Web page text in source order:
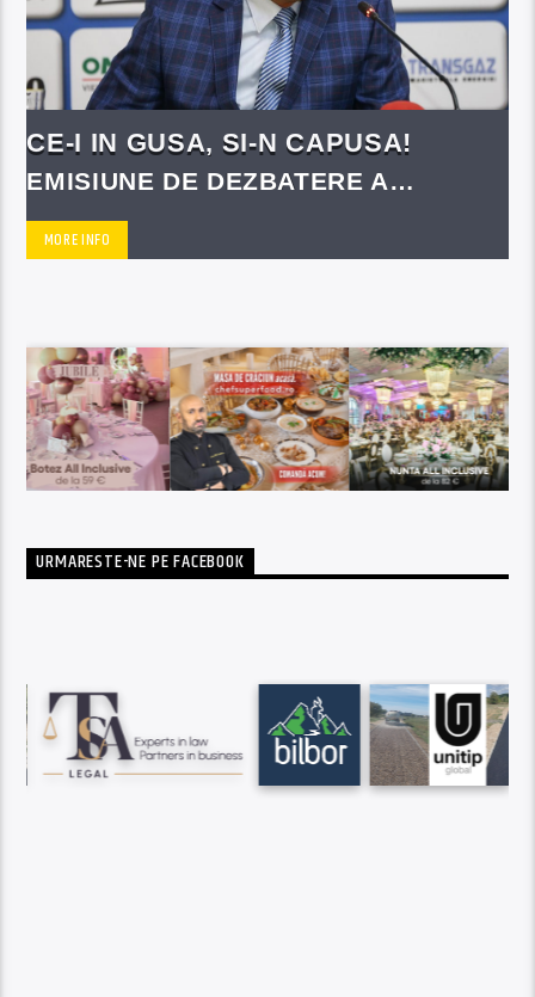
CE-I IN GUSA, SI-N CAPUSA!
EMISIUNE DE DEZBATERE A
PERSONALITATI PUBLICE
ROMANESTI
MORE INFO
URMARESTE-NE PE FACEBOOK